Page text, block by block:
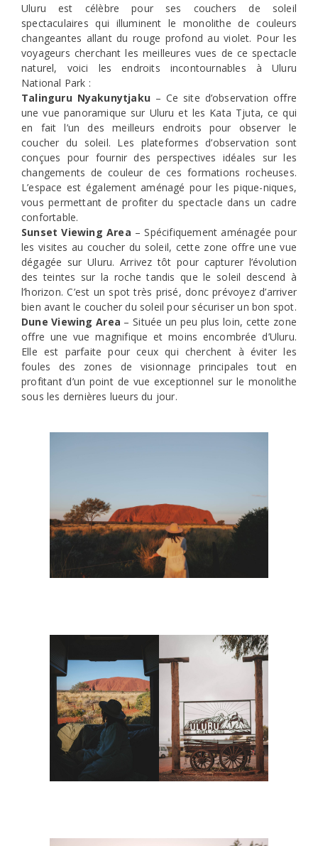
Uluru est célèbre pour ses couchers de soleil
spectaculaires qui illuminent le monolithe de couleurs
changeantes allant du rouge profond au violet. Pour les
voyageurs cherchant les meilleures vues de ce spectacle
naturel, voici les endroits incontournables à Uluru
National Park :
Talinguru Nyakunytjaku – Ce site d’observation offre
une vue panoramique sur Uluru et les Kata Tjuta, ce qui
en fait l’un des meilleurs endroits pour observer le
coucher du soleil. Les plateformes d’observation sont
conçues pour fournir des perspectives idéales sur les
changements de couleur de ces formations rocheuses.
L’espace est également aménagé pour les pique-niques,
vous permettant de profiter du spectacle dans un cadre
confortable.
Sunset Viewing Area – Spécifiquement aménagée pour
les visites au coucher du soleil, cette zone offre une vue
dégagée sur Uluru. Arrivez tôt pour capturer l’évolution
des teintes sur la roche tandis que le soleil descend à
l’horizon. C’est un spot très prisé, donc prévoyez d’arriver
bien avant le coucher du soleil pour sécuriser un bon spot.
Dune Viewing Area – Située un peu plus loin, cette zone
offre une vue magnifique et moins encombrée d’Uluru.
Elle est parfaite pour ceux qui cherchent à éviter les
foules des zones de visionnage principales tout en
profitant d’un point de vue exceptionnel sur le monolithe
sous les dernières lueurs du jour.